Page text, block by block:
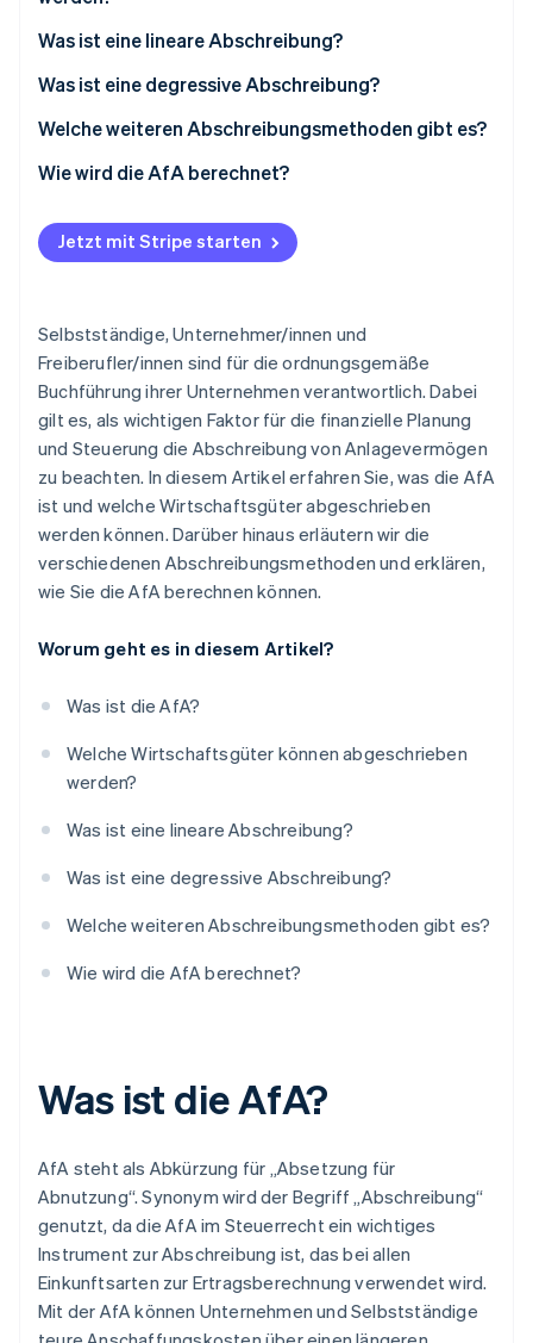
Erfahren Sie, wie Stripe Lösungen für die
Jetzt ansehen
Was ist eine lineare Abschreibung?
Was ist eine degressive Abschreibung?
Ist ein Wechsel der Abschreibungsmethoden
Welche weiteren Abschreibungsmethoden gibt es?
Wie wird die AfA berechnet?
Jetzt mit Stripe starten
Selbstständige, Unternehmer/innen und
Freiberufler/innen sind für die ordnungsgemäße
Buchführung ihrer Unternehmen verantwortlich. Dabei
gilt es, als wichtigen Faktor für die finanzielle Planung
und Steuerung die Abschreibung von Anlagevermögen
zu beachten. In diesem Artikel erfahren Sie, was die AfA
ist und welche Wirtschaftsgüter abgeschrieben
werden können. Darüber hinaus erläutern wir die
verschiedenen Abschreibungsmethoden und erklären,
wie Sie die AfA berechnen können.
Worum geht es in diesem Artikel?
Was ist die AfA?
Welche Wirtschaftsgüter können abgeschrieben
werden?
Was ist eine lineare Abschreibung?
Was ist eine degressive Abschreibung?
Welche weiteren Abschreibungsmethoden gibt es?
Wie wird die AfA berechnet?
Was ist die AfA?
AfA steht als Abkürzung für „Absetzung für
Abnutzung“. Synonym wird der Begriff „Abschreibung“
genutzt, da die AfA im Steuerrecht ein wichtiges
Instrument zur Abschreibung ist, das bei allen
Einkunftsarten zur Ertragsberechnung verwendet wird.
Mit der AfA können Unternehmen und Selbstständige